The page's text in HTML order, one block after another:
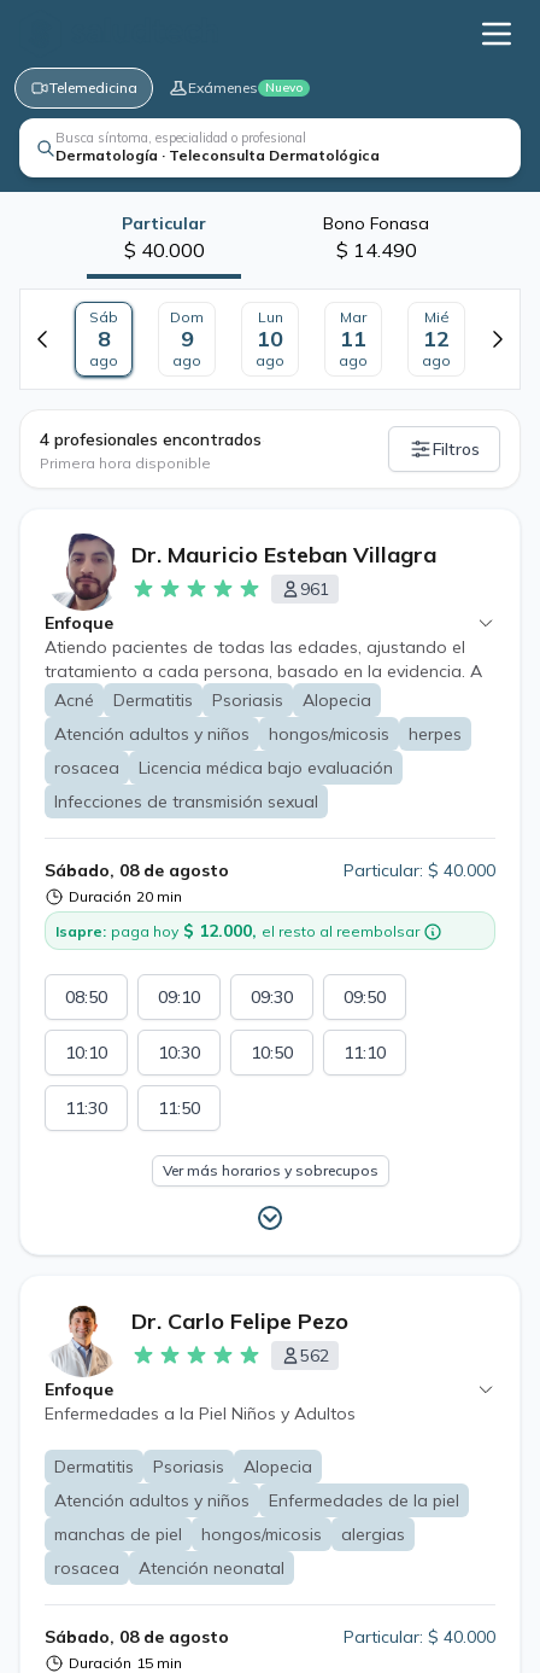
Telemedicina Exámenes Nuevo
Busca síntoma, especialidad o profesional
Dermatología · Teleconsulta Dermatológica
Particular
$ 40.000
Bono Fonasa
$ 14.490
Sáb
8
ago
Dom
9
ago
Lun
10
ago
Mar
11
ago
Mié
12
ago
4 profesionales encontrados
Primera hora disponible
Filtros
Dr. Mauricio Esteban Villagra
961
Enfoque
Atiendo pacientes de todas las edades, ajustando el
tratamiento a cada persona, basado en la evidencia. A
pesar de las limitaciones propias de la atención a
distancia, es posible evaluar, educar, tratar y hacer
seguimiento de enfermedades de la piel, uñas y cabello,
e infecciones de transmisión sexual. Además, se puede
orientar sobre tratamientos dermatológicos estéticos.
*Algunos casos requerirán evaluación presencial; aun
así, en todo momento recibirás una orientación clara,
honesta y responsable.
Acné Dermatitis Psoriasis
Alopecia
Atención adultos y niños
hongos/micosis
herpes
rosacea
Licencia médica bajo evaluación
Infecciones de transmisión sexual
Sábado, 08 de agosto
Duración 20 min
Particular: $ 40.000
Isapre: paga hoy $ 12.000, el resto al reembolsar
08:50 09:10 09:30 09:50
10:10 10:30 10:50 11:10
11:30 11:50
Ver más horarios y sobrecupos
Dr. Carlo Felipe Pezo
562
Enfoque
Enfermedades a la Piel Niños y Adultos
Dermatitis Psoriasis
Alopecia
Atención adultos y niños
Enfermedades de la piel
manchas de piel
hongos/micosis
alergias
rosacea
Atención neonatal
Sábado, 08 de agosto
Duración 15 min
Particular: $ 40.000